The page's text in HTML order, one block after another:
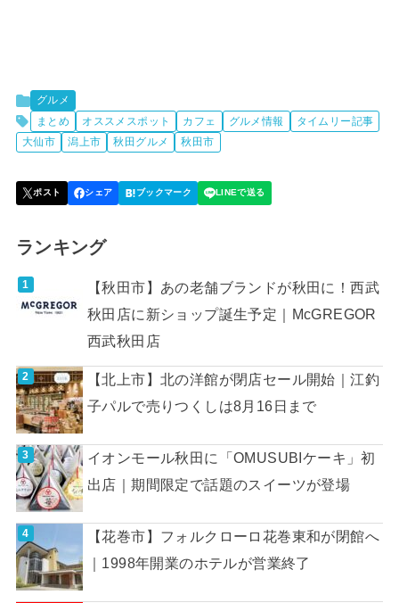
グルメ
まとめ
オススメスポット カフェ グルメ情報
タイムリー記事
大仙市
潟上市 秋田グルメ 秋田市
ランキング
【秋田市】あの老舗ブランドが秋田に！西武
秋田店に新ショップ誕生予定｜McGREGOR
西武秋田店
【北上市】北の洋館が閉店セール開始｜江釣
子パルで売りつくしは8月16日まで
イオンモール秋田に「OMUSUBIケーキ」初
出店｜期間限定で話題のスイーツが登場
【花巻市】フォルクローロ花巻東和が閉館へ
｜1998年開業のホテルが営業終了